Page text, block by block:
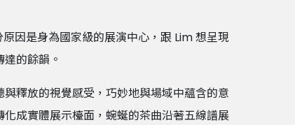
因是身為國家級的展演中心，跟 Lim 想呈現
的餘韻。
釋放的視覺感受，巧妙地與場域中蘊含的意
成實體展示檯面，蜿蜒的茶曲沿著五線譜展